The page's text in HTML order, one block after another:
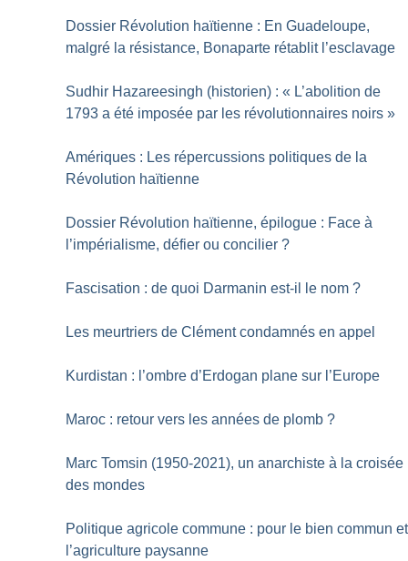
Dossier Révolution haïtienne : En Guadeloupe,
malgré la résistance, Bonaparte rétablit l’esclavage
Sudhir Hazareesingh (historien) : « L’abolition de
1793 a été imposée par les révolutionnaires noirs »
Amériques : Les répercussions politiques de la
Révolution haïtienne
Dossier Révolution haïtienne, épilogue : Face à
l’impérialisme, défier ou concilier ?
Fascisation : de quoi Darmanin est-il le nom ?
Les meurtriers de Clément condamnés en appel
Kurdistan : l’ombre d’Erdogan plane sur l’Europe
Maroc : retour vers les années de plomb ?
Marc Tomsin (1950-2021), un anarchiste à la croisée
des mondes
Politique agricole commune : pour le bien commun et
l’agriculture paysanne